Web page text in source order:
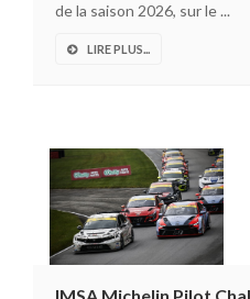
de la saison 2026, sur le ...
LIRE PLUS...